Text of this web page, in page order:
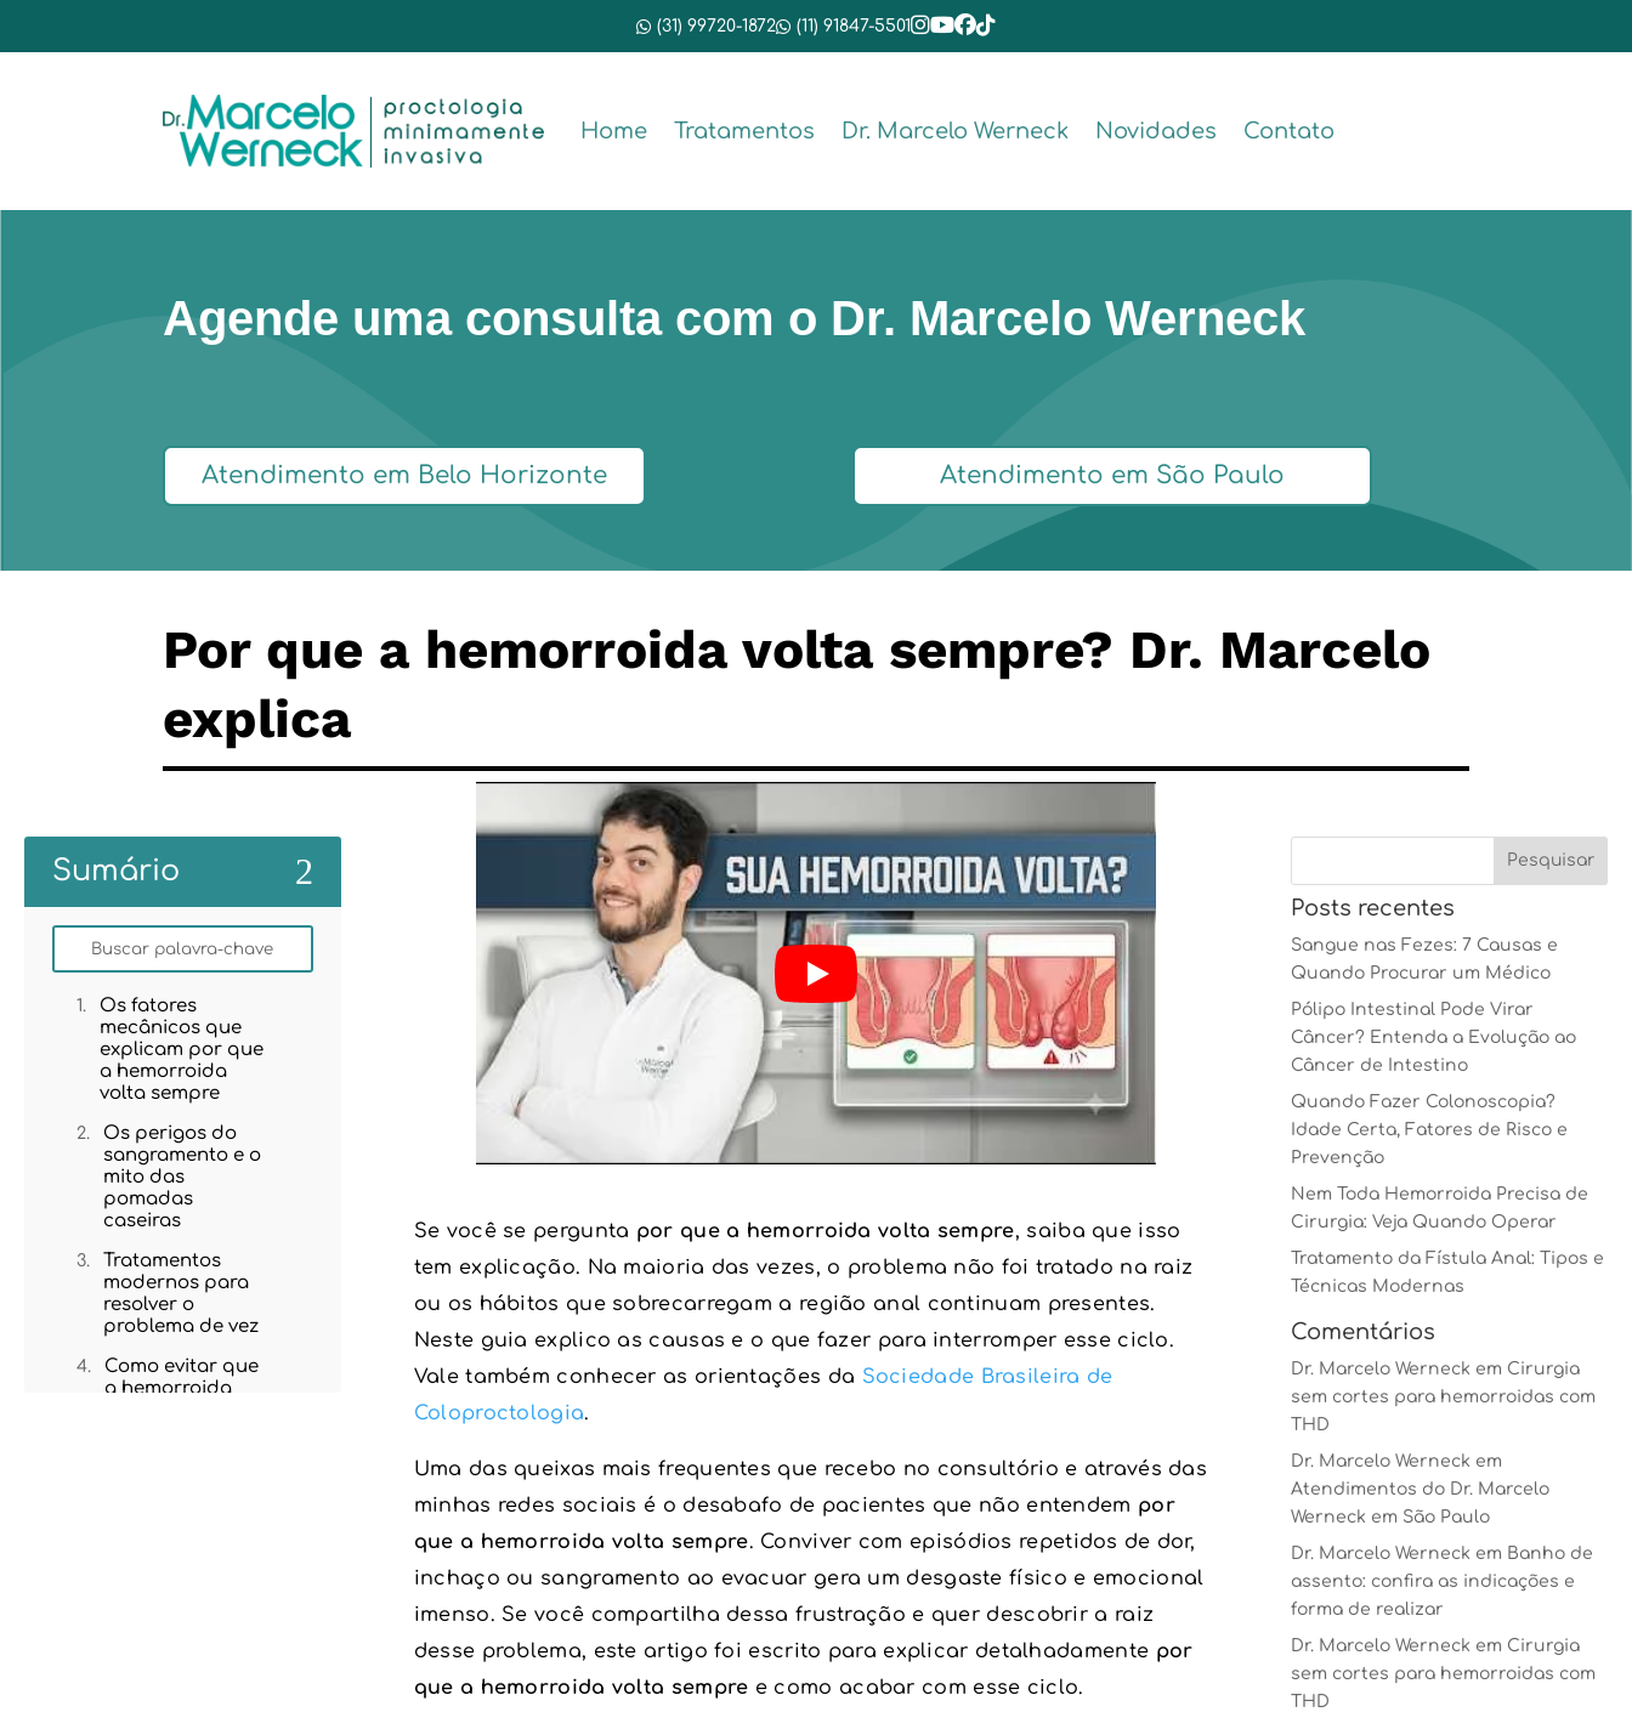
(31) 99720-1872 (11) 91847-5501
Home Tratamentos Dr. Marcelo Werneck Novidades Contato
Agende uma consulta com o Dr. Marcelo Werneck
Atendimento em Belo Horizonte Atendimento em São Paulo
Por que a hemorroida volta sempre? Dr. Marcelo
explica
Sumário 2
Os fatores
mecânicos que
explicam por que
a hemorroida
volta sempre
Os perigos do
sangramento e o
mito das
pomadas
caseiras
Tratamentos
modernos para
resolver o
problema de vez
Como evitar que
a hemorroida
Se você se pergunta por que a hemorroida volta sempre, saiba que isso
tem explicação. Na maioria das vezes, o problema não foi tratado na raiz
ou os hábitos que sobrecarregam a região anal continuam presentes.
Neste guia explico as causas e o que fazer para interromper esse ciclo.
Vale também conhecer as orientações da Sociedade Brasileira de
Coloproctologia.
Uma das queixas mais frequentes que recebo no consultório e através das
minhas redes sociais é o desabafo de pacientes que não entendem por
que a hemorroida volta sempre. Conviver com episódios repetidos de dor,
inchaço ou sangramento ao evacuar gera um desgaste físico e emocional
imenso. Se você compartilha dessa frustração e quer descobrir a raiz
desse problema, este artigo foi escrito para explicar detalhadamente por
que a hemorroida volta sempre e como acabar com esse ciclo.
Posts recentes
Sangue nas Fezes: 7 Causas e
Quando Procurar um Médico
Pólipo Intestinal Pode Virar
Câncer? Entenda a Evolução ao
Câncer de Intestino
Quando Fazer Colonoscopia?
Idade Certa, Fatores de Risco e
Prevenção
Nem Toda Hemorroida Precisa de
Cirurgia: Veja Quando Operar
Tratamento da Fístula Anal: Tipos e
Técnicas Modernas
Comentários
Dr. Marcelo Werneck em Cirurgia
sem cortes para hemorroidas com
THD
Dr. Marcelo Werneck em
Atendimentos do Dr. Marcelo
Werneck em São Paulo
Dr. Marcelo Werneck em Banho de
assento: confira as indicações e
forma de realizar
Dr. Marcelo Werneck em Cirurgia
sem cortes para hemorroidas com
THD